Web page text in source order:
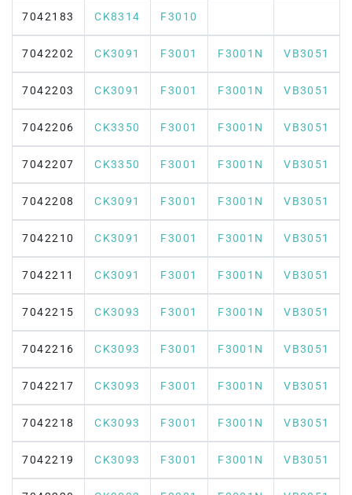
7042183 CK8314 F3010
7042202 CK3091 F3001 F3001N VB3051
7042203 CK3091 F3001 F3001N VB3051
7042206 CK3350 F3001 F3001N VB3051
7042207 CK3350 F3001 F3001N VB3051
7042208 CK3091 F3001 F3001N VB3051
7042210 CK3091 F3001 F3001N VB3051
7042211 CK3091 F3001 F3001N VB3051
7042215 CK3093 F3001 F3001N VB3051
7042216 CK3093 F3001 F3001N VB3051
7042217 CK3093 F3001 F3001N VB3051
7042218 CK3093 F3001 F3001N VB3051
7042219 CK3093 F3001 F3001N VB3051